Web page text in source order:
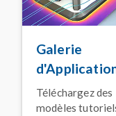
Galerie
Téléchargez des
modèles